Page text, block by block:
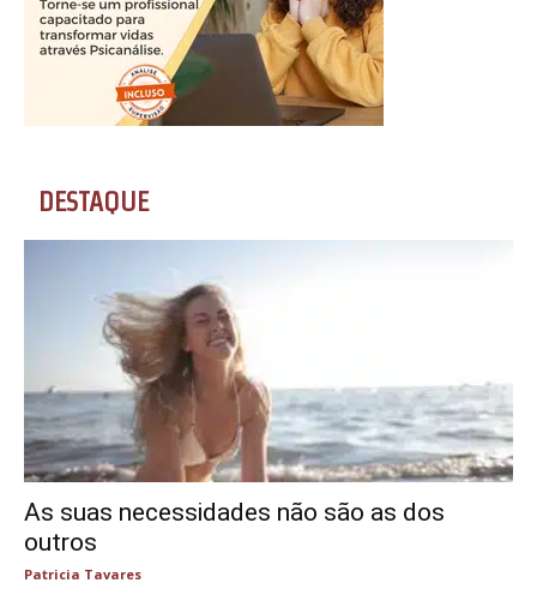
DESTAQUE
As suas necessidades não são as dos
outros
Patricia Tavares